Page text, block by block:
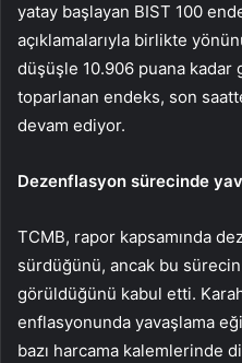
yatay başlayan BIST 100
açıklamalarıyla birlikte
düşüşle 10.906 puana kadar
toparlanan endeks, son
devam ediyor.
Dezenflasyon sürecinde
TCMB, rapor kapsamında
sürdüğünü, ancak bu sürecin
görüldüğünü kabul etti.
enflasyonunda yavaşlama
bazı harcama kalemlerinde